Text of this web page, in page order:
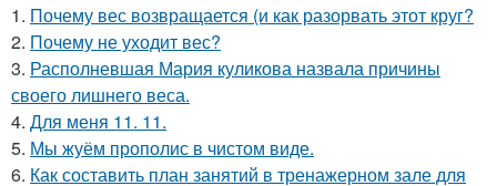
1. Почему вес возвращается (и как разорвать этот круг?
2. Почему не уходит вес?
3. Располневшая Мария куликова назвала причины
своего лишнего веса.
4. Для меня 11. 11.
5. Мы жуём прополис в чистом виде.
6. Как составить план занятий в тренажерном зале для